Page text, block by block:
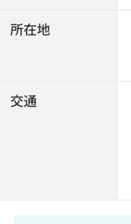
所在地
交通